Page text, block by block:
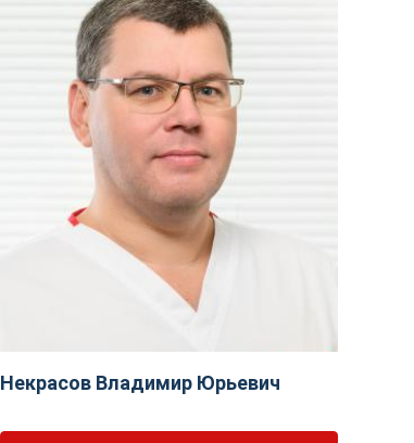
Некрасов Владимир Юрьевич